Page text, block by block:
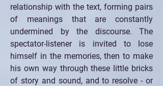
relationship with the text, forming pairs
of meanings that are constantly
undermined by the discourse. The
spectator-listener is invited to lose
himself in the memories, then to make
his own way through these little bricks
of story and sound, and to resolve - or